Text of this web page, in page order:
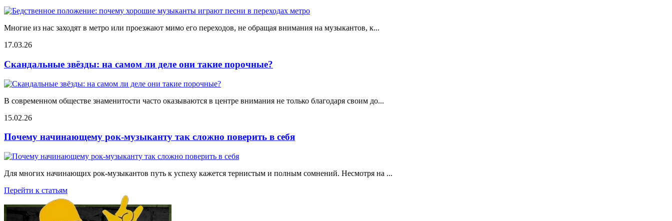
Многие из нас заходят в метро или проезжают мимо его переходов, не обращая внимания на музыкантов, к...
17.03.26
Скандальные звёзды: на самом ли деле они такие порочные?
В современном обществе знаменитости часто оказываются в центре внимания не только благодаря своим до...
15.02.26
Почему начинающему рок-музыканту так сложно поверить в себя
Для многих начинающих рок-музыкантов путь к успеху кажется тернистым и полным сомнений. Несмотря на ...
Перейти к статьям